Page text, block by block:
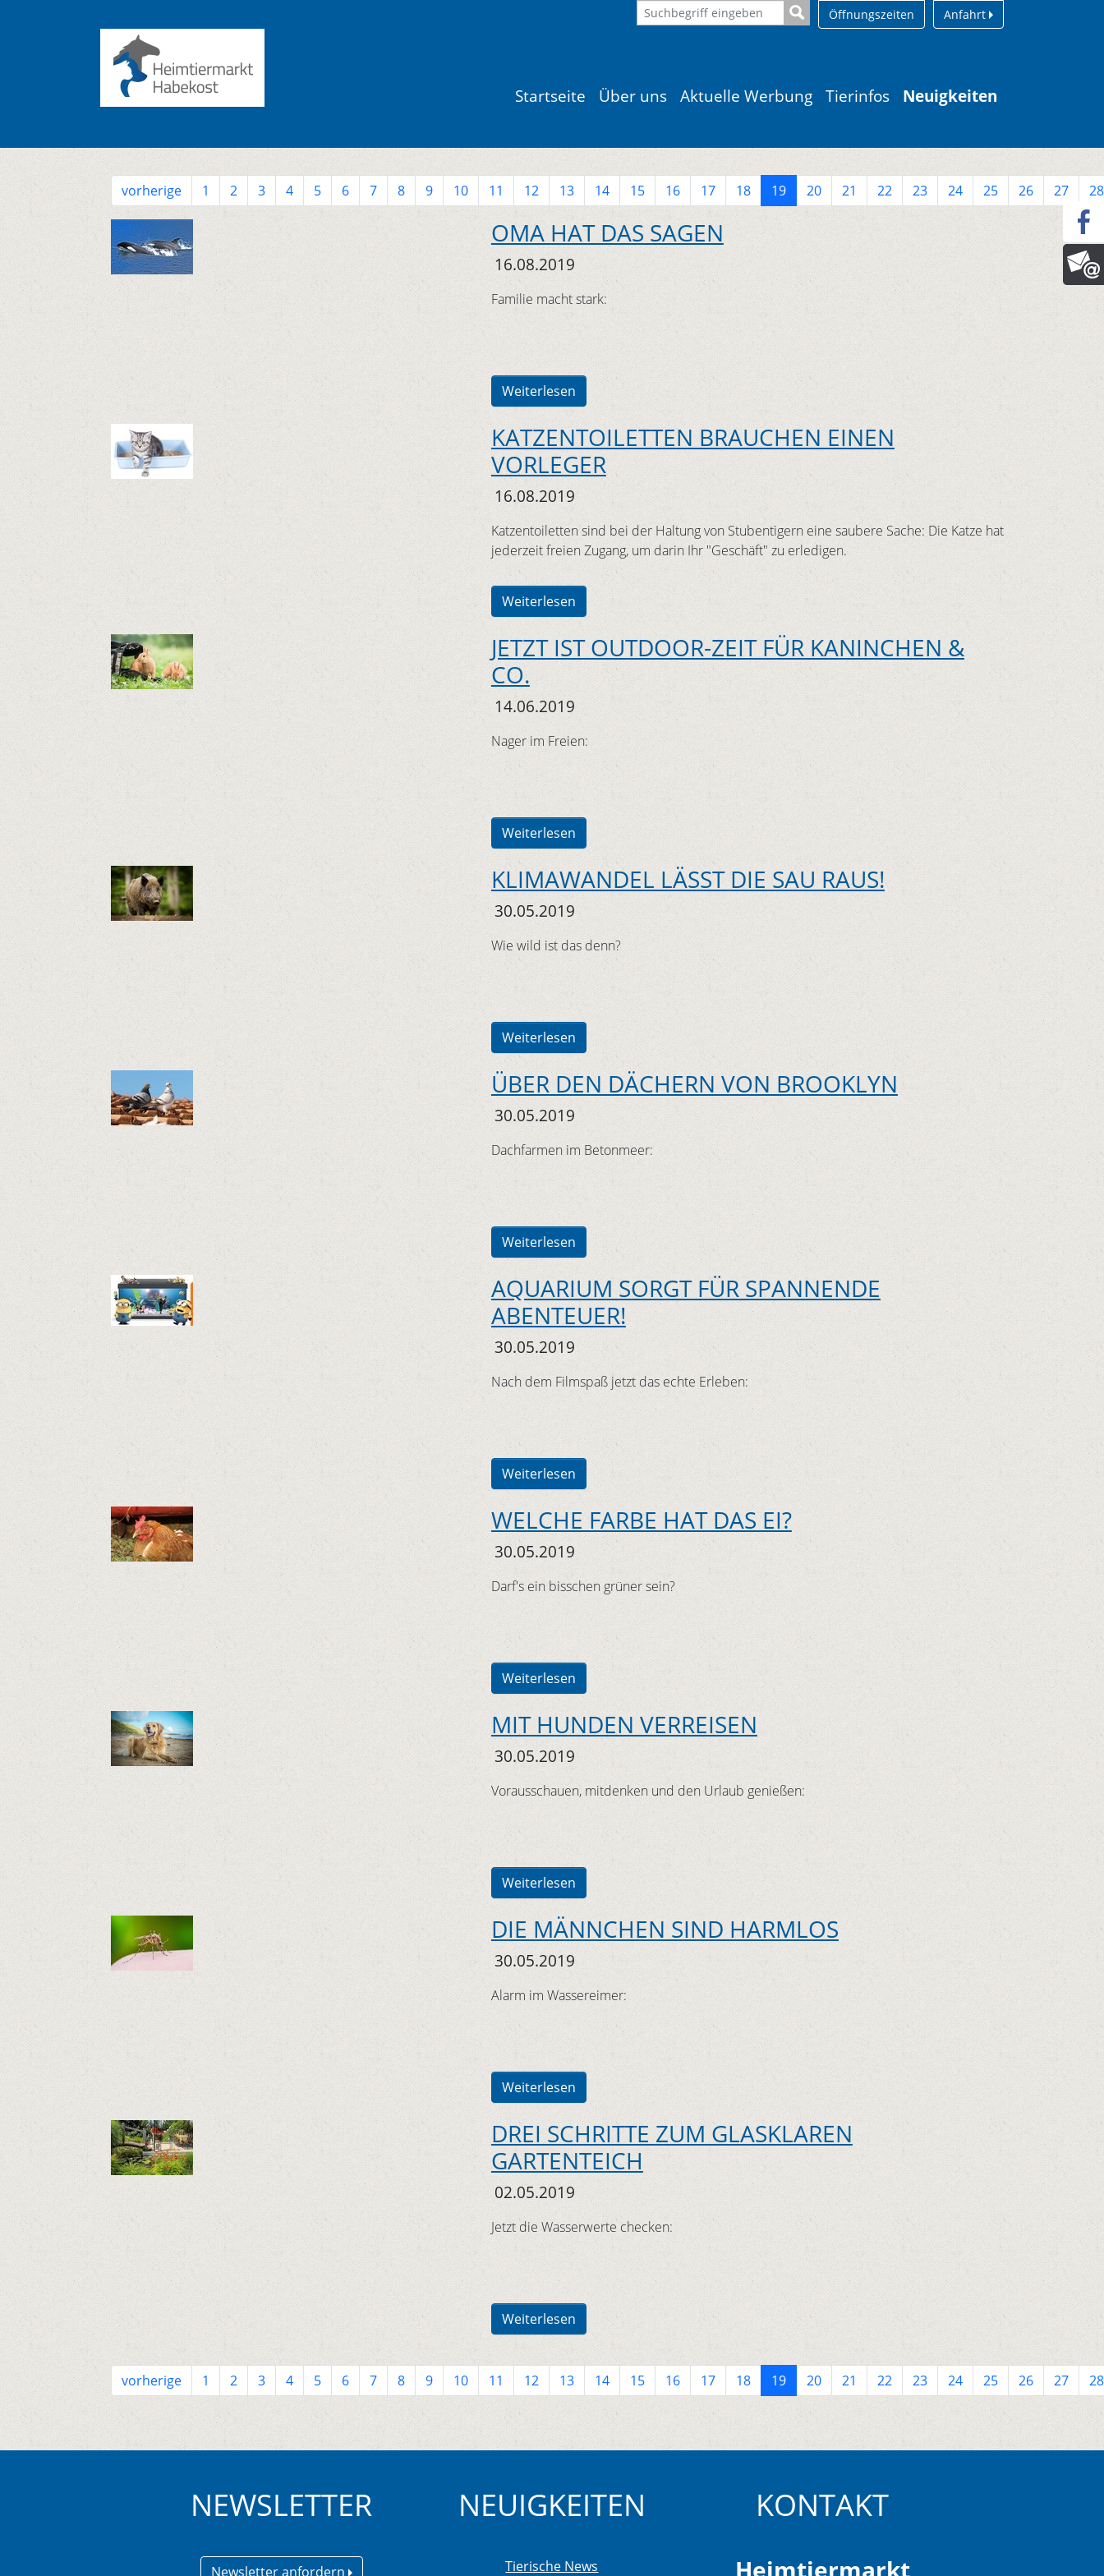
Öffnungszeiten Anfahrt
Startseite Über uns Aktuelle Werbung Tierinfos Neuigkeiten
vorherige 1 2 3 4 5 6 7 8 9 10 11 12 13 14 15 16 17 18 19 20 21 22 23 24 25 26 27 28
OMA HAT DAS SAGEN
16.08.2019
Familie macht stark:
Weiterlesen
KATZENTOILETTEN BRAUCHEN EINEN
VORLEGER
16.08.2019
Katzentoiletten sind bei der Haltung von Stubentigern eine saubere Sache: Die Katze hat
jederzeit freien Zugang, um darin Ihr "Geschäft" zu erledigen.
Weiterlesen
JETZT IST OUTDOOR-ZEIT FÜR KANINCHEN &
CO.
14.06.2019
Nager im Freien:
Weiterlesen
KLIMAWANDEL LÄSST DIE SAU RAUS!
30.05.2019
Wie wild ist das denn?
Weiterlesen
ÜBER DEN DÄCHERN VON BROOKLYN
30.05.2019
Dachfarmen im Betonmeer:
Weiterlesen
AQUARIUM SORGT FÜR SPANNENDE
ABENTEUER!
30.05.2019
Nach dem Filmspaß jetzt das echte Erleben:
Weiterlesen
WELCHE FARBE HAT DAS EI?
30.05.2019
Darf's ein bisschen grüner sein?
Weiterlesen
MIT HUNDEN VERREISEN
30.05.2019
Vorausschauen, mitdenken und den Urlaub genießen:
Weiterlesen
DIE MÄNNCHEN SIND HARMLOS
30.05.2019
Alarm im Wassereimer:
Weiterlesen
DREI SCHRITTE ZUM GLASKLAREN
GARTENTEICH
02.05.2019
Jetzt die Wasserwerte checken:
Weiterlesen
vorherige 1 2 3 4 5 6 7 8 9 10 11 12 13 14 15 16 17 18 19 20 21 22 23 24 25 26 27 28
NEWSLETTER
Newsletter anfordern
NEUIGKEITEN
Tierische News
KONTAKT
Heimtiermarkt